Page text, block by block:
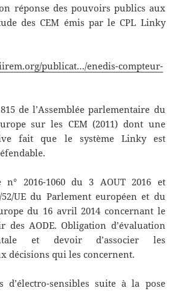
réponse des pouvoirs publics aux
des CEM émis par le CPL Linky
publicat…/enedis-compteur-
de l’Assemblée parlementaire du
sur les CEM (2011) dont une
fait que le système Linky est
n° 2016-1060 du 3 AOUT 2016 et
UE du Parlement européen et du
du 16 avril 2014 concernant le
des AODE. Obligation d’évaluation
et devoir d’associer les
décisions qui les concernent.
d’électro-sensibles suite à la pose